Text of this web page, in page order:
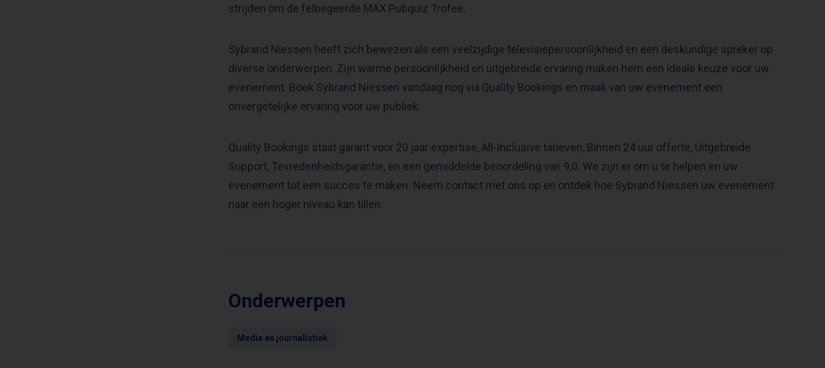
strijden om de felbegeerde MAX Pubquiz Trofee.
Sybrand Niessen heeft zich bewezen als een veelzijdige televisiepersoonlijkheid en een deskundige spreker op
diverse onderwerpen. Zijn warme persoonlijkheid en uitgebreide ervaring maken hem een ideale keuze voor uw
evenement. Boek Sybrand Niessen vandaag nog via Quality Bookings en maak van uw evenement een
onvergetelijke ervaring voor uw publiek.
Quality Bookings staat garant voor 20 jaar expertise, All-Inclusive tarieven, Binnen 24 uur offerte, Uitgebreide
Support, Tevredenheidsgarantie, en een gemiddelde beoordeling van 9,0. We zijn er om u te helpen en uw
evenement tot een succes te maken. Neem contact met ons op en ontdek hoe Sybrand Niessen uw evenement
naar een hoger niveau kan tillen.
Onderwerpen
Media en journalistiek